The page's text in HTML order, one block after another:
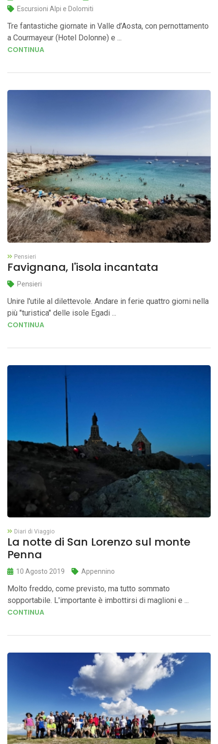
Escursioni Alpi e Dolomiti
Tre fantastiche giornate in Valle d’Aosta, con pernottamento
a Courmayeur (Hotel Dolonne) e ...
CONTINUA
Pensieri
Favignana, l'isola incantata
Pensieri
Unire l'utile al dilettevole. Andare in ferie quattro giorni nella
più "turistica" delle isole Egadi ...
CONTINUA
Diari di Viaggio
La notte di San Lorenzo sul monte
Penna
10 Agosto 2019 Appennino
Molto freddo, come previsto, ma tutto sommato
sopportabile. L'importante è imbottirsi di maglioni e ...
CONTINUA